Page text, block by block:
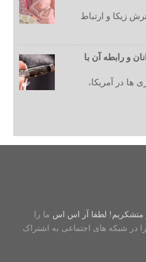
زیکا و ارتباط
و رابطه آن با
ها در آمریکا،
متشکریم! لطفا آر اس اس ما را
در شبکه های اجتماعی به اشتراک